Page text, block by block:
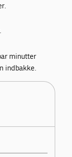
minutter
indbakke.